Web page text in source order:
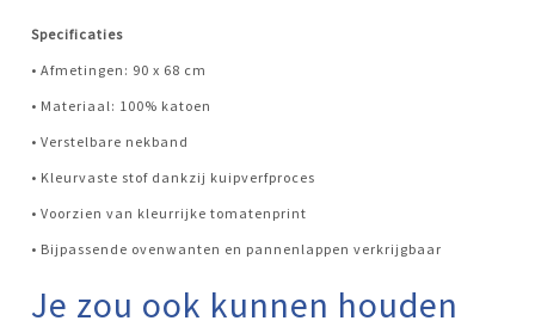
Specificaties
• Afmetingen: 90 x 68 cm
• Materiaal: 100% katoen
• Verstelbare nekband
• Kleurvaste stof dankzij kuipverfproces
• Voorzien van kleurrijke tomatenprint
• Bijpassende ovenwanten en pannenlappen verkrijgbaar
Je zou ook kunnen houden